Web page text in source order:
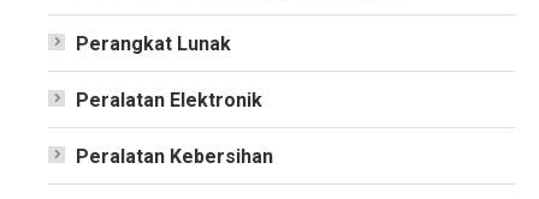
Perangkat Lunak
Peralatan Elektronik
Peralatan Kebersihan